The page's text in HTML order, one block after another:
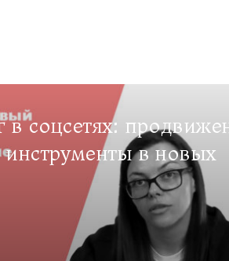
соцсетях:
в новых